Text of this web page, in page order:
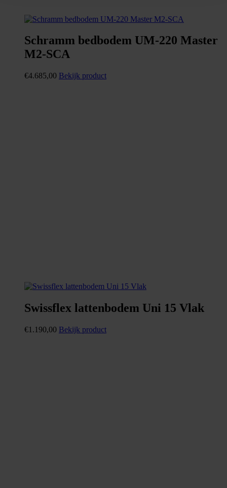
Schramm bedbodem UM-220 Master
M2-SCA
€4.685,00 Bekijk product
Swissflex lattenbodem Uni 15 Vlak
€1.190,00 Bekijk product